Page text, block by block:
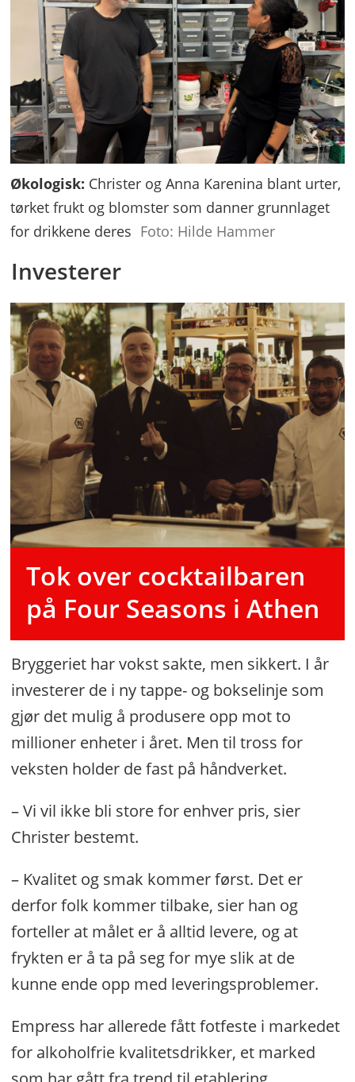
Økologisk: Christer og Anna Karenina blant urter,
tørket frukt og blomster som danner grunnlaget
for drikkene deres Foto: Hilde Hammer
Investerer
Tok over cocktailbaren
på Four Seasons i Athen
Bryggeriet har vokst sakte, men sikkert. I år
investerer de i ny tappe- og bokselinje som
gjør det mulig å produsere opp mot to
millioner enheter i året. Men til tross for
veksten holder de fast på håndverket.
– Vi vil ikke bli store for enhver pris, sier
Christer bestemt.
– Kvalitet og smak kommer først. Det er
derfor folk kommer tilbake, sier han og
forteller at målet er å alltid levere, og at
frykten er å ta på seg for mye slik at de
kunne ende opp med leveringsproblemer.
Empress har allerede fått fotfeste i markedet
for alkoholfrie kvalitetsdrikker, et marked